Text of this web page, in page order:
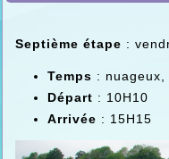
Septième étape :
Temps :
Départ : 10H10
Arrivée : 15H15